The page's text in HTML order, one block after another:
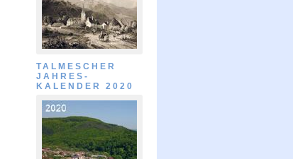
TALMESCHER
JAHRES-
KALENDER 2020